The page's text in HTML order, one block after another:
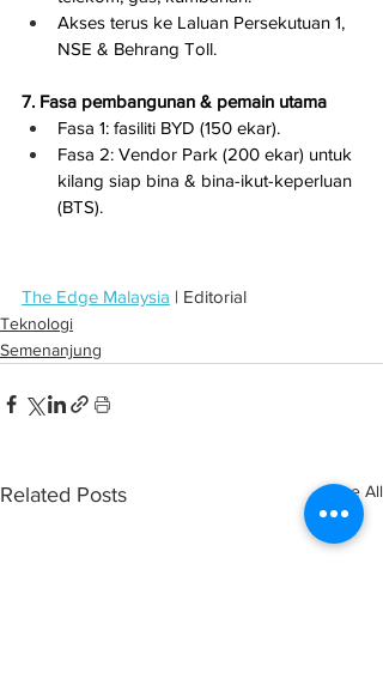
Akses terus ke Laluan Persekutuan 1,
NSE & Behrang Toll.
7. Fasa pembangunan & pemain utama
Fasa 1: fasiliti BYD (150 ekar).
Fasa 2: Vendor Park (200 ekar) untuk
kilang siap bina & bina-ikut-keperluan
(BTS).
The Edge Malaysia | Editorial
Teknologi
Semenanjung
Related Posts See All